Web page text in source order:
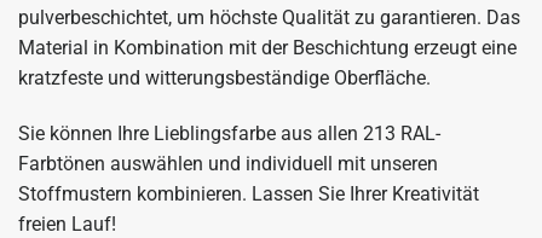
pulverbeschichtet, um höchste Qualität zu garantieren. Das
Material in Kombination mit der Beschichtung erzeugt eine
kratzfeste und witterungsbeständige Oberfläche.
Sie können Ihre Lieblingsfarbe aus allen 213 RAL-
Farbtönen auswählen und individuell mit unseren
Stoffmustern kombinieren. Lassen Sie Ihrer Kreativität
freien Lauf!